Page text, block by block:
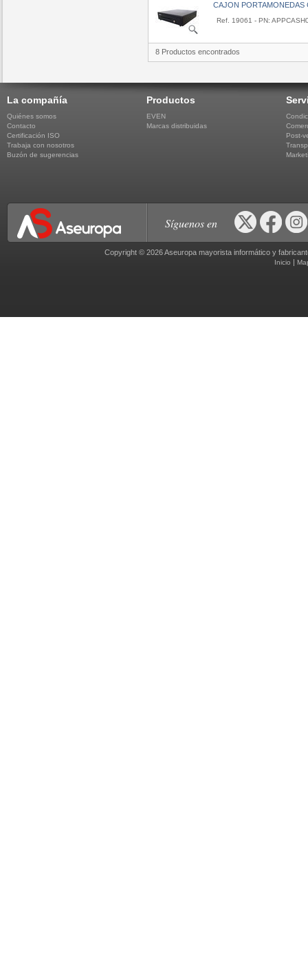
CAJON PORTAMONEDAS
Ref. 19061 - PN:
8 Productos encontrados
La compañía
Quiénes somos
Contacto
Certificación ISO
Trabaja con nosotros
Buzón de sugerencias
Productos
EVEN
Marcas distribuidas
Post-
Síguenos en
Copyright © 2026 Aseuropa mayorista informático y
Inicio |